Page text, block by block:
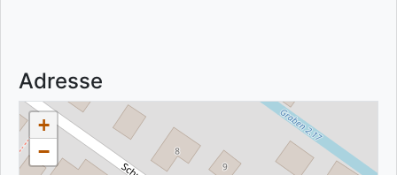
Adresse
+
−